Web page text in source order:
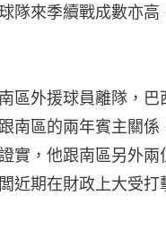
隊來季續戰成數亦
區外援球員離隊，
南區的兩年賓主關
實，他跟南區另外
近期在財政上大受